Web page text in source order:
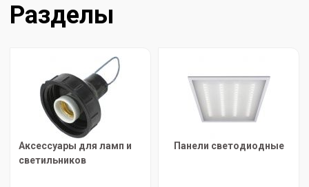
Разделы
Аксессуары для ламп и
светильников
Панели светодиодные